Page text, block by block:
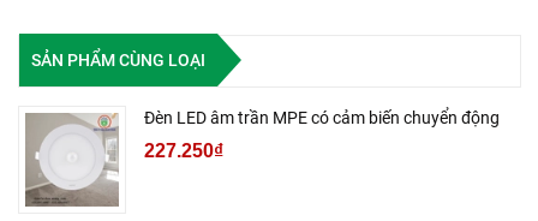
SẢN PHẨM CÙNG LOẠI
Đèn LED âm trần MPE có cảm biến chuyển động
227.250₫